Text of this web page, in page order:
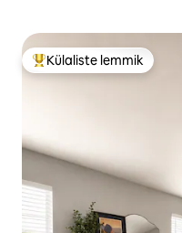
Külaliste suur lemmik
Külaliste lemmik